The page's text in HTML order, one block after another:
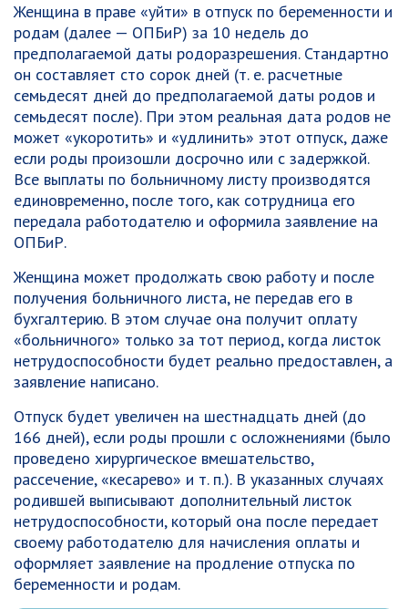
Женщина в праве «уйти» в отпуск по беременности и
родам (далее — ОПБиР) за 10 недель до
предполагаемой даты родоразрешения. Стандартно
он составляет сто сорок дней (т. е. расчетные
семьдесят дней до предполагаемой даты родов и
семьдесят после). При этом реальная дата родов не
может «укоротить» и «удлинить» этот отпуск, даже
если роды произошли досрочно или с задержкой.
Все выплаты по больничному листу производятся
единовременно, после того, как сотрудница его
передала работодателю и оформила заявление на
ОПБиР.
Женщина может продолжать свою работу и после
получения больничного листа, не передав его в
бухгалтерию. В этом случае она получит оплату
«больничного» только за тот период, когда листок
нетрудоспособности будет реально предоставлен, а
заявление написано.
Отпуск будет увеличен на шестнадцать дней (до
166 дней), если роды прошли с осложнениями (было
проведено хирургическое вмешательство,
рассечение, «кесарево» и т. п.). В указанных случаях
родившей выписывают дополнительный листок
нетрудоспособности, который она после передает
своему работодателю для начисления оплаты и
оформляет заявление на продление отпуска по
беременности и родам.